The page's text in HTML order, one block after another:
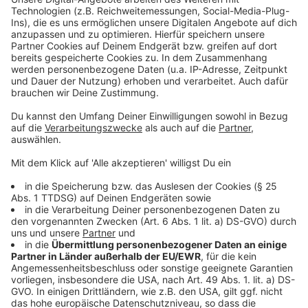
Relegationsplatz auf Platz 15. Am kommenden
Sonntag ist Schalke zu Gast in der Arena.
Anzeige
Weitere Infos und Links zum Thema:
Anzeige
Die Meldung der Fortuna nach der Niederlage
gegen Kiel
Die Meldung der Kieler nach dem Sieg gegen die
Fortuna
Unsere Fortuna-Seite